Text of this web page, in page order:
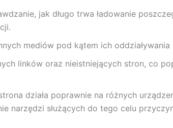
jak długo trwa ładowanie
mediów pod kątem ich oddziaływania
linków oraz nieistniejących stron, co
działa poprawnie na różnych
narzędzi służących do tego celu